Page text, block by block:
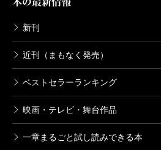
新刊
近刊（まもなく発売）
ベストセラーランキング
映画・テレビ・舞台作品
一章まるごと試し読みできる本